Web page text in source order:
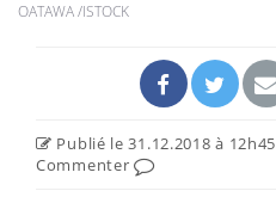
OATAWA /ISTOCK
Publié le 31.12.2018 à 12h45
Commenter